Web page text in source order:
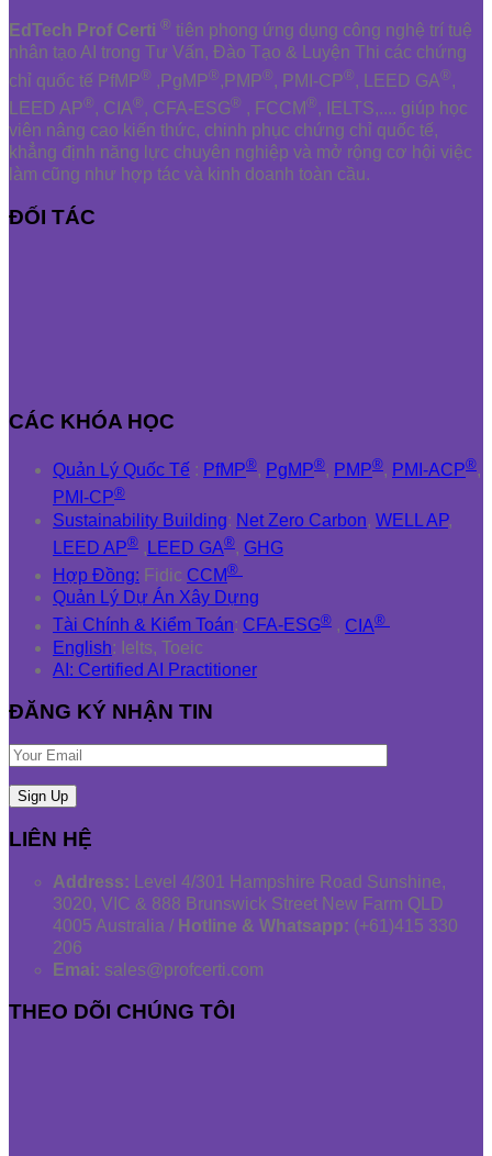
EdTech Prof Certi ® tiên phong ứng dụng công nghệ trí tuệ
nhân tạo AI trong Tư Vấn, Đào Tạo & Luyện Thi các chứng
chỉ quốc tế PfMP® ,PgMP®,PMP®, PMI-CP®, LEED GA®,
LEED AP®, CIA®, CFA-ESG® , FCCM®, IELTS,.... giúp học
viên nâng cao kiến thức, chinh phục chứng chỉ quốc tế,
khẳng định năng lực chuyên nghiệp và mở rộng cơ hội việc
làm cũng như hợp tác và kinh doanh toàn cầu.
ĐỐI TÁC
CÁC KHÓA HỌC
Quản Lý Quốc Tế : PfMP®, PgMP®, PMP®, PMI-ACP®,
PMI-CP®
Sustainability Building: Net Zero Carbon, WELL AP,
LEED AP® , LEED GA®, GHG
Hợp Đồng: Fidic CCM®
Quản Lý Dự Án Xây Dựng
Tài Chính & Kiểm Toán: CFA-ESG® , CIA®
English: Ielts, Toeic
AI: Certified AI Practitioner
ĐĂNG KÝ NHẬN TIN
LIÊN HỆ
Address: Level 4/301 Hampshire Road Sunshine,
3020, VIC & 888 Brunswick Street New Farm QLD
4005 Australia / Hotline & Whatsapp: (+61)415 330
206
Emai: sales@profcerti.com
THEO DÕI CHÚNG TÔI